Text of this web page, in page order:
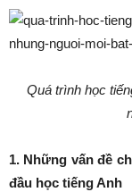
Quá trình học
1. Những vấn đề
đầu học tiếng Anh